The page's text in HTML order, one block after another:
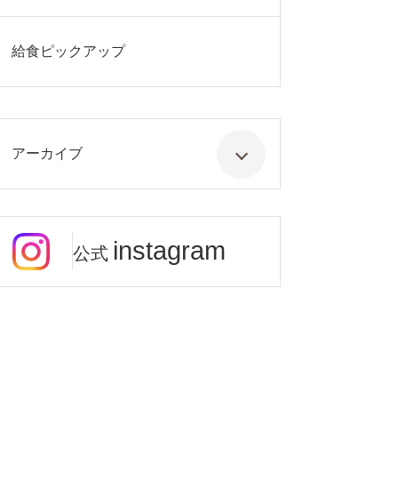
給食ピックアップ
アーカイブ
公式 instagram